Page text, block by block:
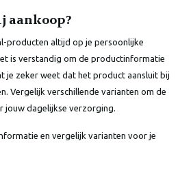
aankoop?
producten altijd op je persoonlijke
is verstandig om de productinformatie
je zeker weet dat het product aansluit bij
Vergelijk verschillende varianten om de
jouw dagelijkse verzorging.
en vergelijk varianten voor je